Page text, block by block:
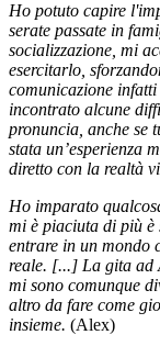
Ho potuto capire
serate passate in
socializzazione, mi
esercitarlo,
comunicazione
incontrato alcune
pronuncia, anche se
stata un’esperienza
diretto con la realtà
Ho imparato
mi è piaciuta di più è
entrare in un mondo
reale. [...] La gita ad
mi sono comunque
altro da fare come
insieme. (Alex)